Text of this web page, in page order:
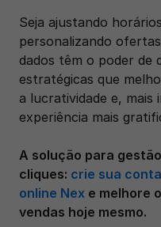
Seja ajustando
personalizando
dados têm o poder de
estratégicas que
a lucratividade e, mais
experiência mais
A solução para
cliques: crie sua
online Nex e melhore
vendas hoje mesmo.